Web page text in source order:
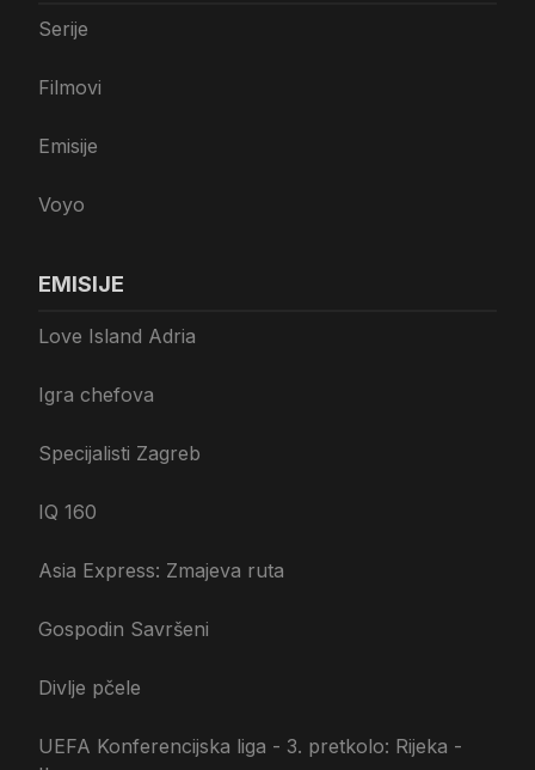
Serije
Filmovi
Emisije
Voyo
EMISIJE
Love Island Adria
Igra chefova
Specijalisti Zagreb
IQ 160
Asia Express: Zmajeva ruta
Gospodin Savršeni
Divlje pčele
UEFA Konferencijska liga - 3. pretkolo: Rijeka -